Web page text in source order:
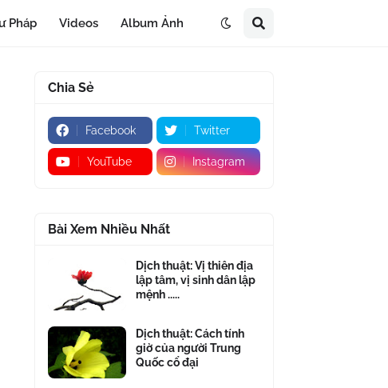
Pháp Videos Album Ảnh
Chia Sẻ
Facebook Twitter
YouTube Instagram
Bài Xem Nhiều Nhất
Dịch thuật: Vị thiên địa
lập tâm, vị sinh dân lập
mệnh .....
Dịch thuật: Cách tính
giờ của người Trung
Quốc cổ đại